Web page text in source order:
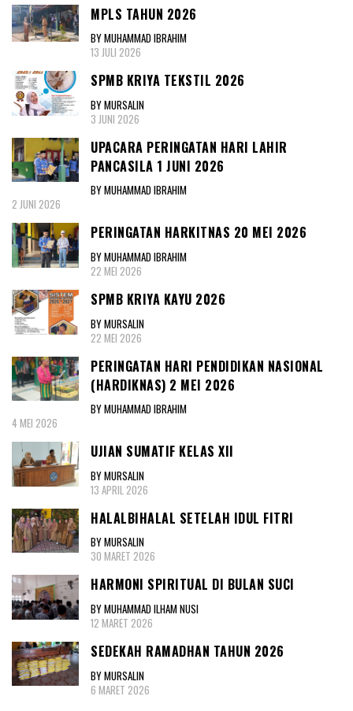
MPLS TAHUN 2026
BY MUHAMMAD IBRAHIM
13 JULI 2026
SPMB KRIYA TEKSTIL 2026
BY MURSALIN
3 JUNI 2026
UPACARA PERINGATAN HARI LAHIR
PANCASILA 1 JUNI 2026
BY MUHAMMAD IBRAHIM
2 JUNI 2026
PERINGATAN HARKITNAS 20 MEI 2026
BY MUHAMMAD IBRAHIM
22 MEI 2026
SPMB KRIYA KAYU 2026
BY MURSALIN
22 MEI 2026
PERINGATAN HARI PENDIDIKAN NASIONAL
(HARDIKNAS) 2 MEI 2026
BY MUHAMMAD IBRAHIM
4 MEI 2026
UJIAN SUMATIF KELAS XII
BY MURSALIN
13 APRIL 2026
HALALBIHALAL SETELAH IDUL FITRI
BY MURSALIN
30 MARET 2026
HARMONI SPIRITUAL DI BULAN SUCI
BY MUHAMMAD ILHAM NUSI
12 MARET 2026
SEDEKAH RAMADHAN TAHUN 2026
BY MURSALIN
6 MARET 2026